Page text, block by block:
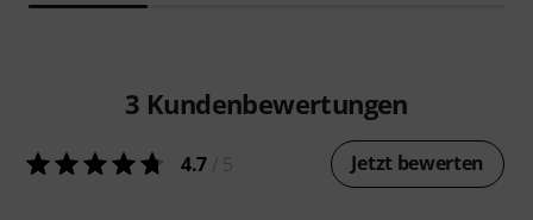
3 Kundenbewertungen
4.7 Jetzt bewerten